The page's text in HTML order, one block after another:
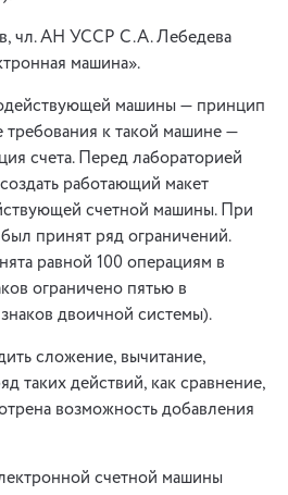
чл. АН УССР С.А. Лебедева
машина».
машины — принцип
к такой машине —
счета. Перед лабораторией
работающий макет
счетной машины. При
принят ряд ограничений.
равной 100 операциям в
ограничено пятью в
двоичной системы).
сложение, вычитание,
таких действий, как сравнение,
возможность добавления
счетной машины